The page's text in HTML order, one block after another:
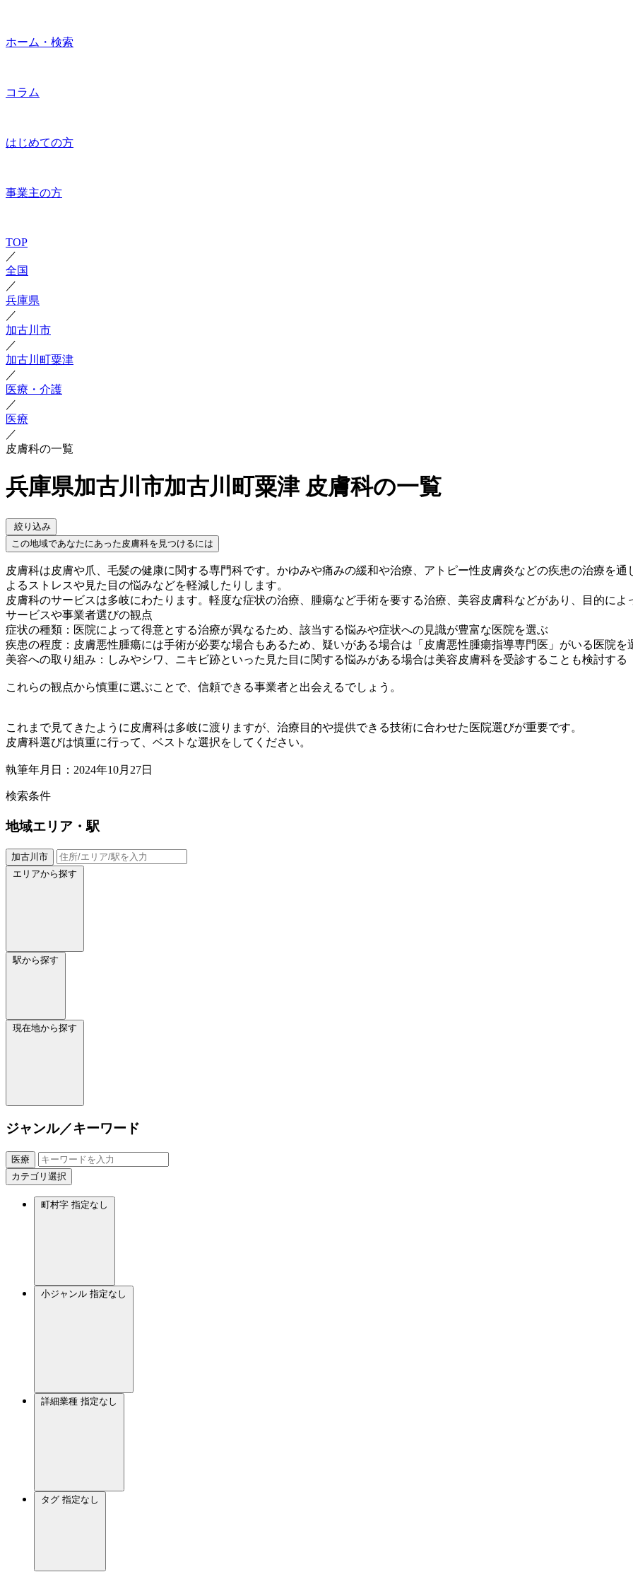
ホーム・検索
コラム
はじめての方
事業主の方
TOP
／
全国
／
兵庫県
／
加古川市
／
加古川町粟津
／
医療・介護
／
医療
／
皮膚科の一覧
兵庫県加古川市加古川町粟津 皮膚科の一覧
絞り込み
この地域であなたにあった皮膚科を見つけるには
皮膚科は皮膚や爪、毛髪の健康に関する専門科です。かゆみや痛みの緩和や治療、アトピー性皮膚炎などの疾患の治療を
よるストレスや見た目の悩みなどを軽減したりします。
皮膚科のサービスは多岐にわたります。軽度な症状の治療、腫瘍など手術を要する治療、美容皮膚科などがあり、目的に
サービスや事業者選びの観点
症状の種類：医院によって得意とする治療が異なるため、該当する悩みや症状への見識が豊富な医院を選ぶ
疾患の程度：皮膚悪性腫瘍には手術が必要な場合もあるため、疑いがある場合は「皮膚悪性腫瘍指導専門医」がいる医院を
美容への取り組み：しみやシワ、ニキビ跡といった見た目に関する悩みがある場合は美容皮膚科を受診することも検討する
これらの観点から慎重に選ぶことで、信頼できる事業者と出会えるでしょう。
これまで見てきたように皮膚科は多岐に渡りますが、治療目的や提供できる技術に合わせた医院選びが重要です。
皮膚科選びは慎重に行って、ベストな選択をしてください。
執筆年月日：2024年10月27日
検索条件
地域エリア・駅
加古川市
エリアから探す
駅から探す
現在地から探す
ジャンル／キーワード
医療
カテゴリ選択
町村字 指定なし
小ジャンル 指定なし
詳細業種 指定なし
タグ 指定なし